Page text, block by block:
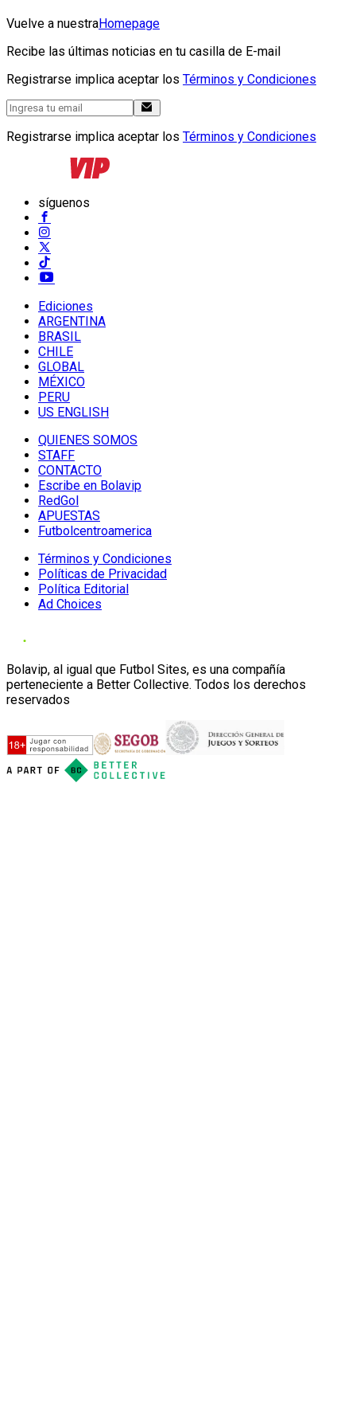
Vuelve a nuestraHomepage
Recibe las últimas noticias en tu casilla de E-mail
Registrarse implica aceptar los Términos y Condiciones
Registrarse implica aceptar los Términos y Condiciones
síguenos
Ediciones
ARGENTINA
BRASIL
CHILE
GLOBAL
MÉXICO
PERU
US ENGLISH
QUIENES SOMOS
STAFF
CONTACTO
Escribe en Bolavip
RedGol
APUESTAS
Futbolcentroamerica
Términos y Condiciones
Políticas de Privacidad
Política Editorial
Ad Choices
Bolavip, al igual que Futbol Sites, es una compañía
perteneciente a Better Collective. Todos los derechos
reservados